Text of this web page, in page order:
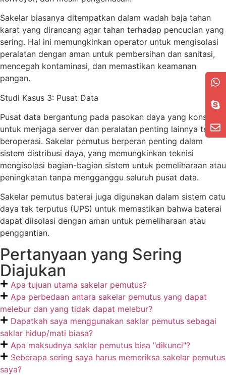
Sakelar biasanya ditempatkan dalam wadah baja tahan
karat yang dirancang agar tahan terhadap pencucian yang
sering. Hal ini memungkinkan operator untuk mengisolasi
peralatan dengan aman untuk pembersihan dan sanitasi,
mencegah kontaminasi, dan memastikan keamanan
pangan.
Studi Kasus 3: Pusat Data
Pusat data bergantung pada pasokan daya yang konstan
untuk menjaga server dan peralatan penting lainnya tetap
beroperasi. Sakelar pemutus berperan penting dalam
sistem distribusi daya, yang memungkinkan teknisi
mengisolasi bagian-bagian sistem untuk pemeliharaan atau
peningkatan tanpa mengganggu seluruh pusat data.
Sakelar pemutus baterai juga digunakan dalam sistem catu
daya tak terputus (UPS) untuk memastikan bahwa baterai
dapat diisolasi dengan aman untuk pemeliharaan atau
penggantian.
Pertanyaan yang Sering
Diajukan
Apa tujuan utama sakelar pemutus?
Apa perbedaan antara sakelar pemutus yang dapat
melebur dan yang tidak dapat melebur?
Dapatkah saya menggunakan saklar pemutus sebagai
saklar hidup/mati biasa?
Apa maksudnya saklar pemutus bisa "dikunci"?
Seberapa sering saya harus memeriksa sakelar pemutus
saya?